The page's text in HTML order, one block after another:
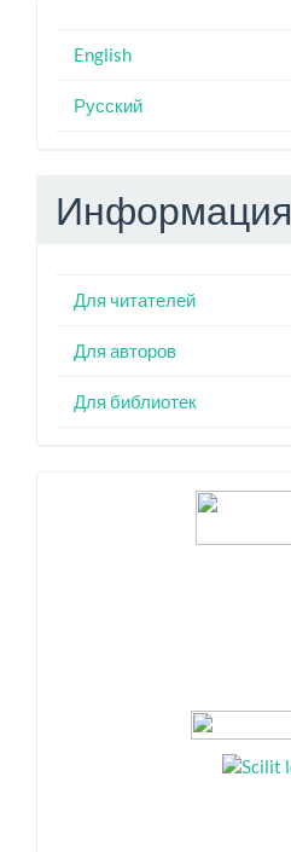
English
Русский
Информация
Для читателей
Для авторов
Для библиотек
Индексация